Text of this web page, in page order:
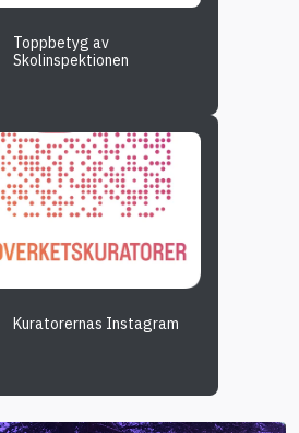
Toppbetyg av
Skolinspektionen
Kuratorernas Instagram